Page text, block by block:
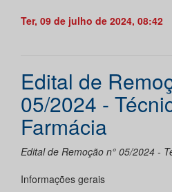
Ter, 09 de julho de 2024, 08:42
Edital de
05/2024 -
Farmácia
Edital de Remoção n° 05/2024 -
Informações gerais